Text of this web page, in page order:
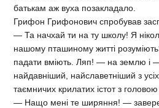
батькам аж вуха позакладало.
Грифон Грифонович спробував
— Та начхай ти на ту школу! Я
нашому пташиному житті
падати вміють. Ляп! — на землю і
найдавніший, найславетніший з
таємничих крилатих істот з
— Нащо мені те ширяння! —